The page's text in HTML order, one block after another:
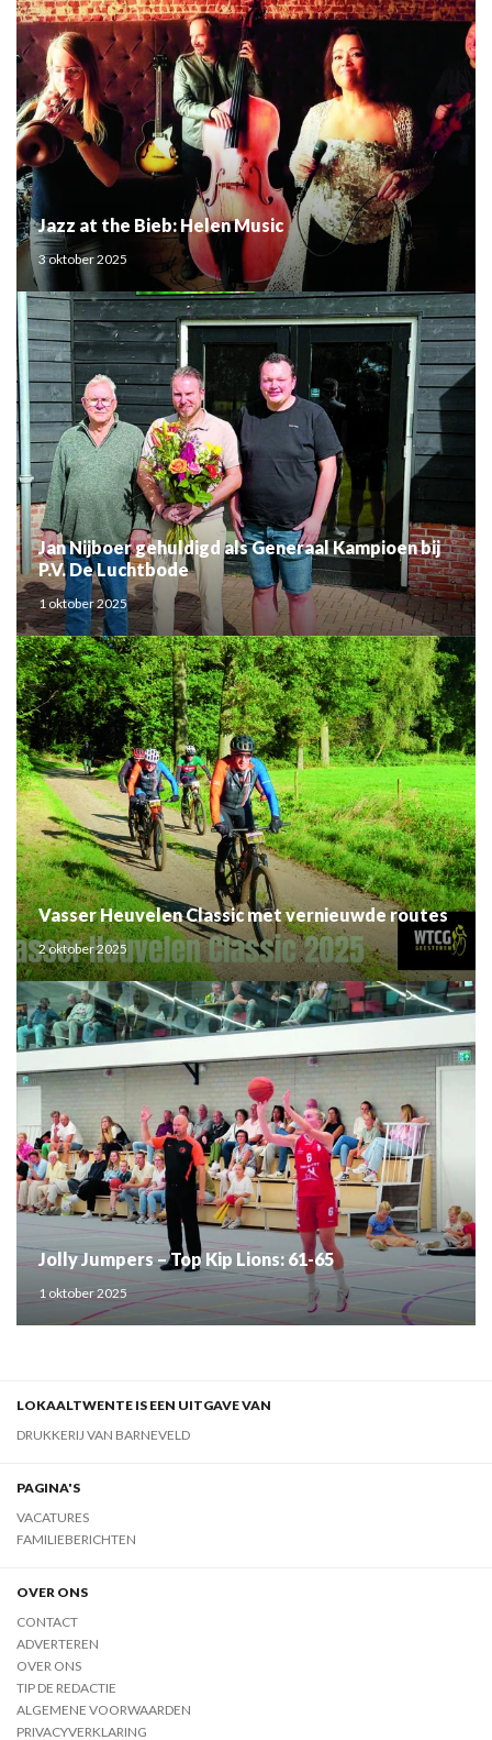
Jazz at the Bieb: Helen Music
3 oktober 2025
Jan Nijboer gehuldigd als Generaal Kampioen bij
P.V. De Luchtbode
1 oktober 2025
Vasser Heuvelen Classic met vernieuwde routes
2 oktober 2025
Jolly Jumpers – Top Kip Lions: 61-65
1 oktober 2025
LOKAALTWENTE IS EEN UITGAVE VAN
DRUKKERIJ VAN BARNEVELD
PAGINA'S
VACATURES
FAMILIEBERICHTEN
OVER ONS
CONTACT
ADVERTEREN
OVER ONS
TIP DE REDACTIE
ALGEMENE VOORWAARDEN
PRIVACYVERKLARING